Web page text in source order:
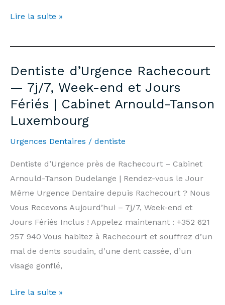
Wisdom
Extraction
—
Prices
&
Information
Arnould-
Tanson
Practice
Luxembourg
Lire la suite »
Dentiste d’Urgence Rachecourt
— 7j/7, Week-end et Jours
Fériés | Cabinet Arnould-Tanson
Luxembourg
Urgences Dentaires / dentiste
Dentiste d’Urgence près de Rachecourt – Cabinet
Arnould-Tanson Dudelange | Rendez-vous le Jour
Même Urgence Dentaire depuis Rachecourt ? Nous
Vous Recevons Aujourd’hui – 7j/7, Week-end et
Jours Fériés Inclus ! Appelez maintenant : +352 621
257 940 Vous habitez à Rachecourt et souffrez d’un
mal de dents soudain, d’une dent cassée, d’un
visage gonflé,
Dentiste
Lire la suite »